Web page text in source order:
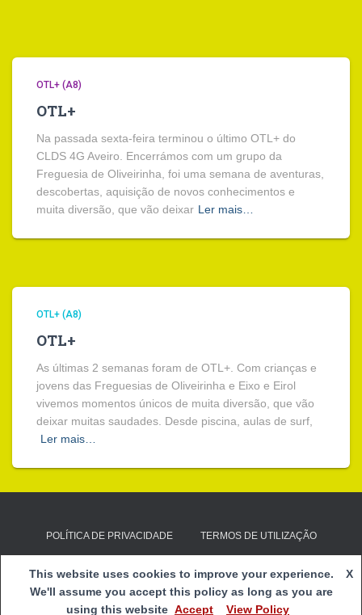
OTL+ (A8)
OTL+
Na passada sexta-feira terminou o último OTL+ do
CLDS 4G Aveiro. Encerrámos com um grupo da
Freguesia de Oliveirinha, foi uma semana de aventuras,
descobertas, aquisição de novos conhecimentos e
muita diversão, que vão deixar Ler mais…
OTL+ (A8)
OTL+
As últimas 2 semanas foram de OTL+. Com crianças e
jovens das Freguesias de Oliveirinha e Eixo e Eirol
vivemos momentos únicos de muita diversão, que vão
deixar muitas saudades. Desde piscina, aulas de surf,
Ler mais…
POLÍTICA DE PRIVACIDADE TERMOS DE UTILIZAÇÃO
E-mail: clds4g@cspnsfatima.pt| Copyright 2020Centro Social
e Paroquial de Nossa Senhora de Fátima|Webmail
This website uses cookies to improve your experience.
We'll assume you accept this policy as long as you are
using this website
X
Accept View Policy